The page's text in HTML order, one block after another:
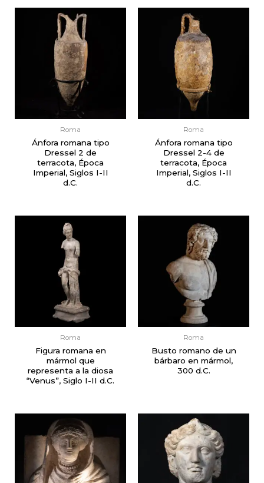
Roma
Ánfora romana tipo
Dressel 2 de
terracota, Época
Imperial, Siglos I-II
d.C.
Roma
Ánfora romana tipo
Dressel 2-4 de
terracota, Época
Imperial, Siglos I-II
d.C.
Roma
Figura romana en
mármol que
representa a la diosa
“Venus”, Siglo I-II d.C.
Roma
Busto romano de un
bárbaro en mármol,
300 d.C.